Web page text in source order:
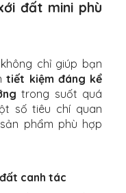
đất mini phù
không chỉ giúp bạn
tiết kiệm đáng kể
trong suốt quá
số tiêu chí quan
phẩm phù hợp
canh tác